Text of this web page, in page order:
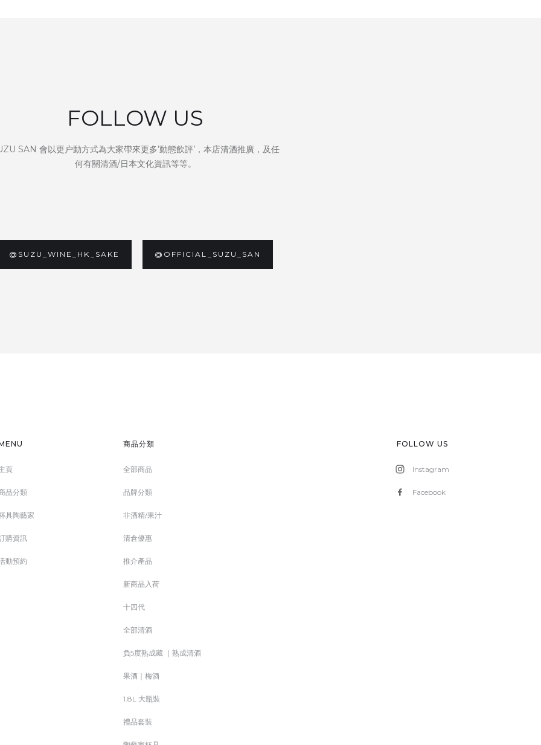
FOLLOW US
SAN 會以更户動方式為大家帶來更多’動態飲評’，本店清酒推廣，及任
何有關清酒/日本文化資訊等等。
@SUZU_WINE_HK_SAKE @OFFICIAL_SUZU_SAN
頁
品分類
具陶藝家
購資訊
動預約
商品分類
全部商品
品牌分類
非酒精/果汁
清倉優惠
推介產品
新商品入荷
十四代
全部清酒
負5度熟成藏 ｜熟成清酒
果酒｜梅酒
1.8L 大瓶裝
禮品套裝
FOLLOW US
Instagram
Facebook